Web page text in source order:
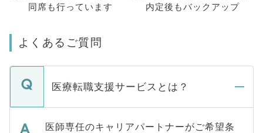
同席も行っています
内定後もバックアップ
よくあるご質問
医療転職支援サービスとは？
医師専任のキャリアパートナーがご希望条